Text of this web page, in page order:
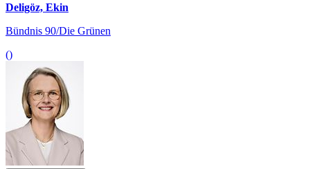
Deligöz, Ekin
Bündnis 90/Die Grünen
()